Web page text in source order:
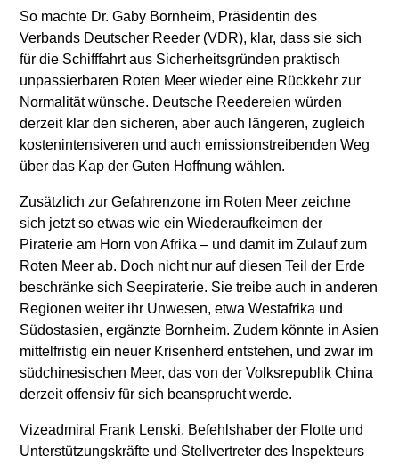
So machte Dr. Gaby Bornheim, Präsidentin des
Verbands Deutscher Reeder (VDR), klar, dass sie sich
für die Schifffahrt aus Sicherheitsgründen praktisch
unpassierbaren Roten Meer wieder eine Rückkehr zur
Normalität wünsche. Deutsche Reedereien würden
derzeit klar den sicheren, aber auch längeren, zugleich
kostenintensiveren und auch emissionstreibenden Weg
über das Kap der Guten Hoffnung wählen.
Zusätzlich zur Gefahrenzone im Roten Meer zeichne
sich jetzt so etwas wie ein Wiederaufkeimen der
Piraterie am Horn von Afrika – und damit im Zulauf zum
Roten Meer ab. Doch nicht nur auf diesen Teil der Erde
beschränke sich Seepiraterie. Sie treibe auch in anderen
Regionen weiter ihr Unwesen, etwa Westafrika und
Südostasien, ergänzte Bornheim. Zudem könnte in Asien
mittelfristig ein neuer Krisenherd entstehen, und zwar im
südchinesischen Meer, das von der Volksrepublik China
derzeit offensiv für sich beansprucht werde.
Vizeadmiral Frank Lenski, Befehlshaber der Flotte und
Unterstützungskräfte und Stellvertreter des Inspekteurs